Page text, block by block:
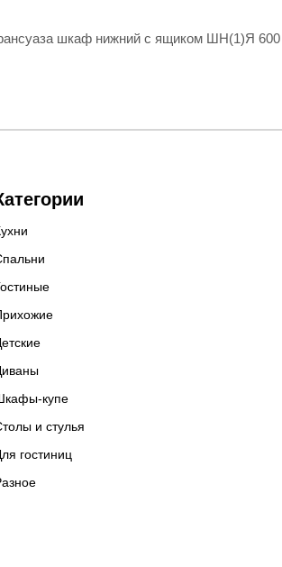
шкаф нижний с ящиком ШН(1)Я 600
купе
и стулья
гостиниц